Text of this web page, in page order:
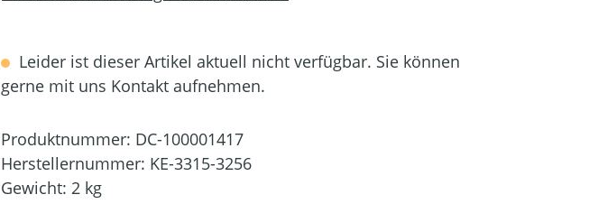
Leider ist dieser Artikel aktuell nicht verfügbar. Sie können
gerne mit uns Kontakt aufnehmen.
Produktnummer: DC-100001417
Herstellernummer: KE-3315-3256
Gewicht: 2 kg